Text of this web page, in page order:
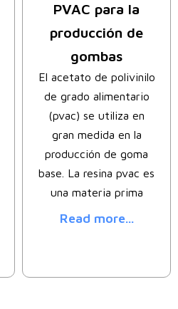
PVAC para la
producción de
gombas
El acetato de polivinilo
de grado alimentario
(pvac) se utiliza en
gran medida en la
producción de goma
base. La resina pvac es
una materia prima
Read more...